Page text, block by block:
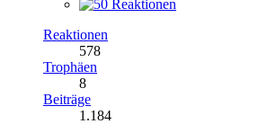
Reaktionen
578
Trophäen
8
Beiträge
1.184